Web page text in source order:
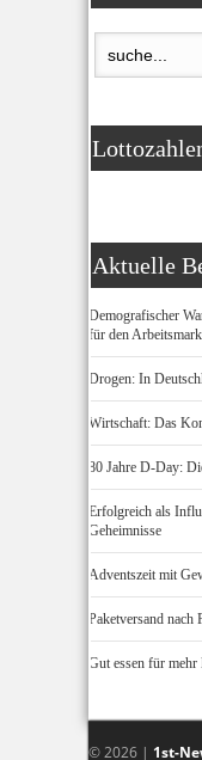
Aktuelle
Demografischer
für den
Drogen: In
Wirtschaft: Das
80 Jahre D-Day:
Erfolgreich als
Geheimnisse
Adventszeit mit
Paketversand nach
Gut essen für mehr
© 2026 | 1st-